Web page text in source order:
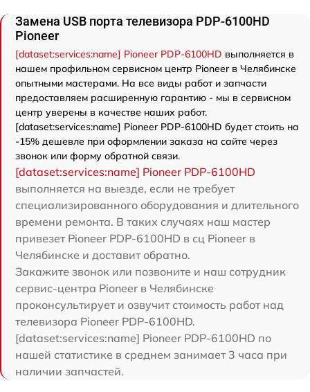
Замена USB порта телевизора PDP-6100HD
Pioneer
[dataset:services:name] Pioneer PDP-6100HD выполняется в
нашем профильном сервисном центр Pioneer в Челябинске
опытными мастерами. На все виды работ и запчасти
предоставляем расширенную гарантию - мы в сервисном
центр уверены в качестве наших работ.
[dataset:services:name] Pioneer PDP-6100HD будет стоить на
-15% дешевле при оформлении заказа на сайте через
звонок или форму обратной связи.
[dataset:services:name] Pioneer PDP-6100HD
выполняется на выезде, если не требует
специализированного оборудования и длительного
времени ремонта. В таких случаях наш мастер
привезет Pioneer PDP-6100HD в сц Pioneer в
Челябинске и доставит обратно.
Закажите звонок или позвоните и наш сотрудник
сервис-центра Pioneer в Челябинске
проконсультирует и озвучит стоимость работ над
телевизора Pioneer PDP-6100HD.
[dataset:services:name] Pioneer PDP-6100HD по
нашей статистике в среднем занимает 3 часа при
наличии запчастей.